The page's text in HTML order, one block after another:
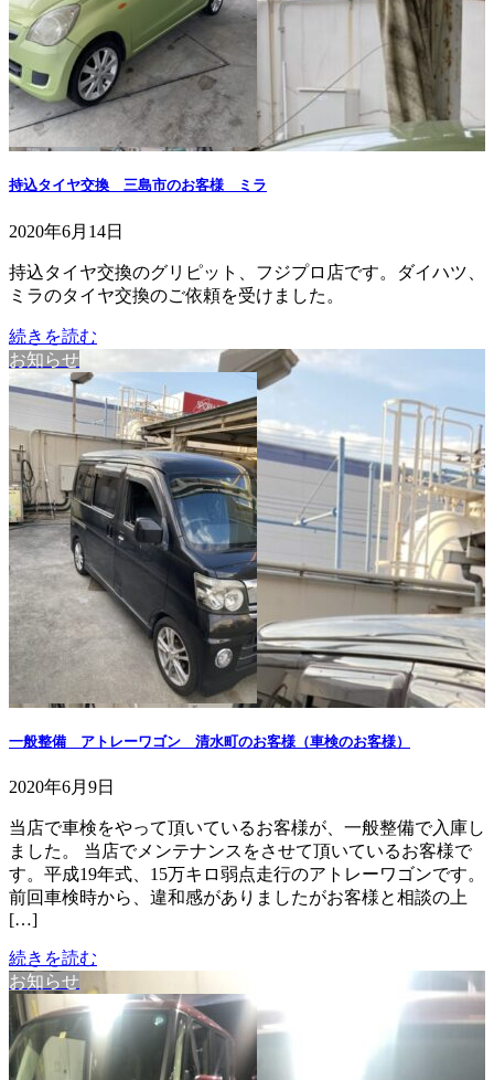
持込タイヤ交換 三島市のお客様 ミラ
2020年6月14日
持込タイヤ交換のグリピット、フジプロ店です。ダイハツ、
ミラのタイヤ交換のご依頼を受けました。
続きを読む
お知らせ
一般整備 アトレーワゴン 清水町のお客様（車検のお客様）
2020年6月9日
当店で車検をやって頂いているお客様が、一般整備で入庫し
ました。 当店でメンテナンスをさせて頂いているお客様で
す。平成19年式、15万キロ弱点走行のアトレーワゴンです。
前回車検時から、違和感がありましたがお客様と相談の上
[…]
続きを読む
お知らせ